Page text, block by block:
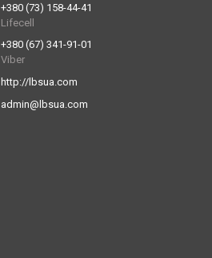
+380 (73) 158-44-41
Lifecell
+380 (67) 341-91-01
Viber
http://lbsua.com
admin@lbsua.com